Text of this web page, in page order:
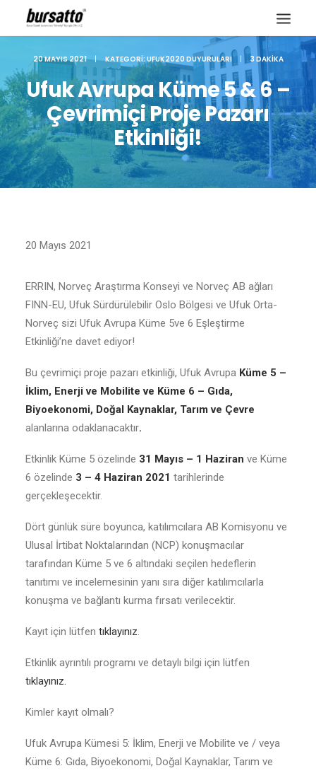
20 MAYIS 2021 | KATEGORI:UFUK2020 DUYURULARI | 3 DAKIKA
Ufuk Avrupa Küme 5 & 6 –
Çevrimiçi Proje Pazarı
Etkinliği!
20 Mayıs 2021
ERRIN, Norveç Araştırma Konseyi ve Norveç AB ağları
FINN-EU, Ufuk Sürdürülebilir Oslo Bölgesi ve Ufuk Orta-
Norveç sizi Ufuk Avrupa Küme 5ve 6 Eşleştirme
Etkinliği’ne davet ediyor!
Bu çevrimiçi proje pazarı etkinliği, Ufuk Avrupa Küme 5 –
İklim, Enerji ve Mobilite ve Küme 6 – Gıda,
Biyoekonomi, Doğal Kaynaklar, Tarım ve Çevre
alanlarına odaklanacaktır.
Etkinlik Küme 5 özelinde 31 Mayıs – 1 Haziran ve Küme
6 özelinde 3 – 4 Haziran 2021 tarihlerinde
gerçekleşecektir.
Dört günlük süre boyunca, katılımcılara AB Komisyonu ve
Ulusal İrtibat Noktalarından (NCP) konuşmacılar
tarafından Küme 5 ve 6 altındaki seçilen hedeflerin
tanıtımı ve incelemesinin yanı sıra diğer katılımcılarla
konuşma ve bağlantı kurma fırsatı verilecektir.
Kayıt için lütfen tıklayınız.
Etkinlik ayrıntılı programı ve detaylı bilgi için lütfen
tıklayınız.
Kimler kayıt olmalı?
Ufuk Avrupa Kümesi 5: İklim, Enerji ve Mobilite ve / veya
Küme 6: Gıda, Biyoekonomi, Doğal Kaynaklar, Tarım ve